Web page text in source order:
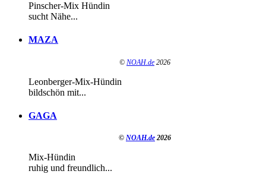
Pinscher-Mix Hündin
sucht Nähe...
MAZA
© NOAH.de 2026
Leonberger-Mix-Hündin
bildschön mit...
GAGA
© NOAH.de 2026
Mix-Hündin
ruhig und freundlich...